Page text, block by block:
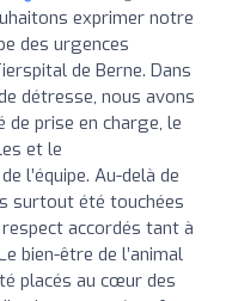
exprimer notre
des urgences
de Berne. Dans
détresse, nous avons
prise en charge, le
et le
l’équipe. Au-delà de
surtout été touchées
accordés tant à
bien-être de l’animal
placés au cœur des